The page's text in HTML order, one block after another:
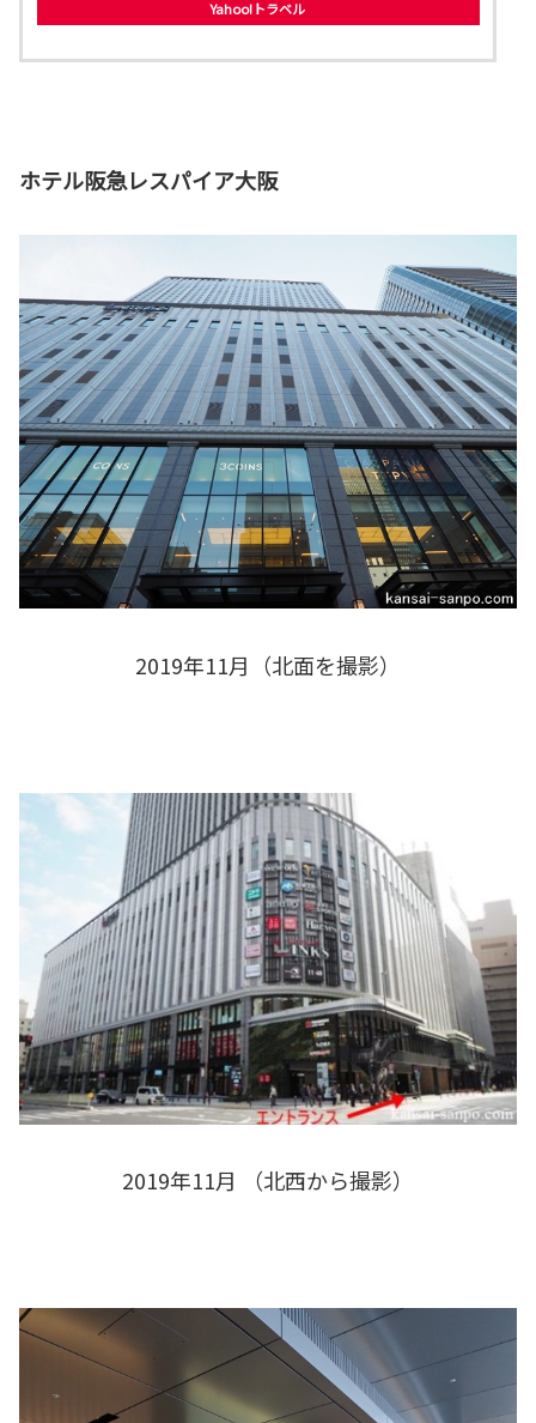
Yahoo!トラベル
ホテル阪急レスパイア大阪
2019年11月（北面を撮影）
2019年11月 （北西から撮影）